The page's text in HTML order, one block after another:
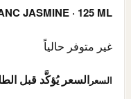
JASMINE · 125 ML
غير متوفر حالياً
السعر السعر يُؤكَّد قبل